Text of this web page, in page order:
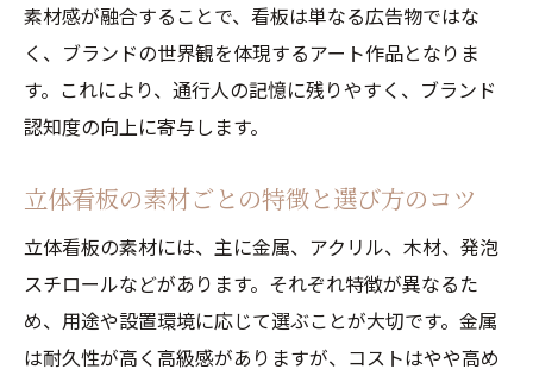
素材感が融合することで、看板は単なる広告物ではな
く、ブランドの世界観を体現するアート作品となりま
す。これにより、通行人の記憶に残りやすく、ブランド
認知度の向上に寄与します。
立体看板の素材ごとの特徴と選び方のコツ
立体看板の素材には、主に金属、アクリル、木材、発泡
スチロールなどがあります。それぞれ特徴が異なるた
め、用途や設置環境に応じて選ぶことが大切です。金属
は耐久性が高く高級感がありますが、コストはやや高め